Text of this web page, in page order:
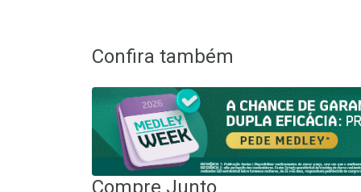
Confira também
Compre Junto